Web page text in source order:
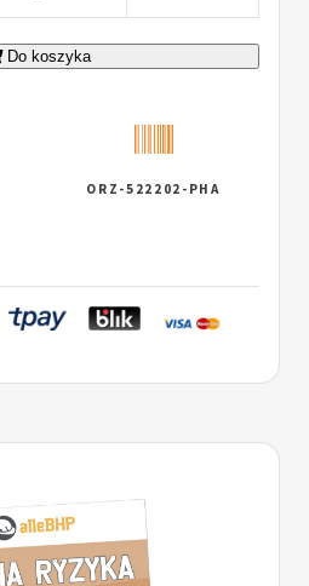
Do koszyka
ORZ-522202-PHA